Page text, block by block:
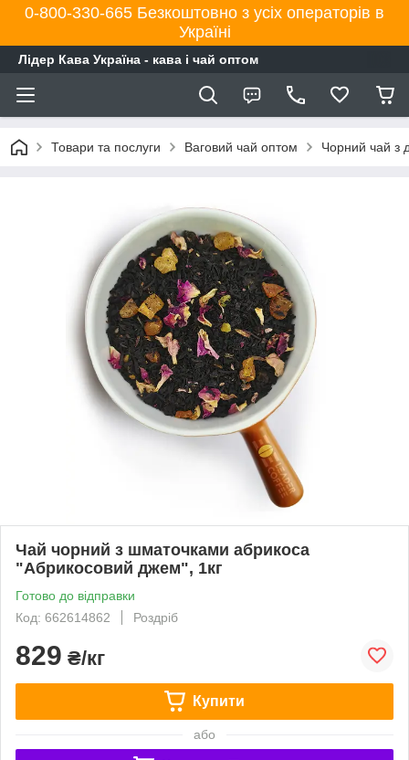
0-800-330-665 Безкоштовно з усіх операторів в
Україні
Лідер Кава Україна - кава і чай оптом
Товари та послуги Ваговий чай оптом Чорний чай з
Чай чорний з шматочками абрикоса
"Абрикосовий джем", 1кг
Готово до відправки
Код: 662614862
Роздріб
829 ₴/кг
Купити
або